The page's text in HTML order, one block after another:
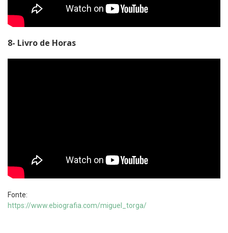
8- Livro de Horas
Fonte:
https://www.ebiografia.com/miguel_torga/